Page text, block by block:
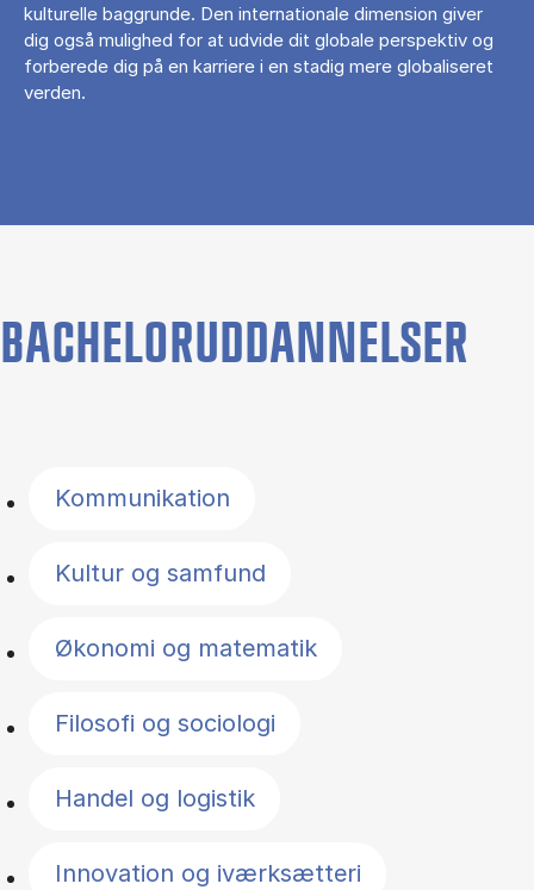
kulturelle baggrunde. Den internationale dimension giver
dig også mulighed for at udvide dit globale perspektiv og
forberede dig på en karriere i en stadig mere globaliseret
verden.
BACHELORUDDANNELSER
Kommunikation
Kultur og samfund
Økonomi og matematik
Filosofi og sociologi
Handel og logistik
Innovation og iværksætteri